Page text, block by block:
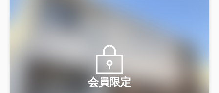
会員限定